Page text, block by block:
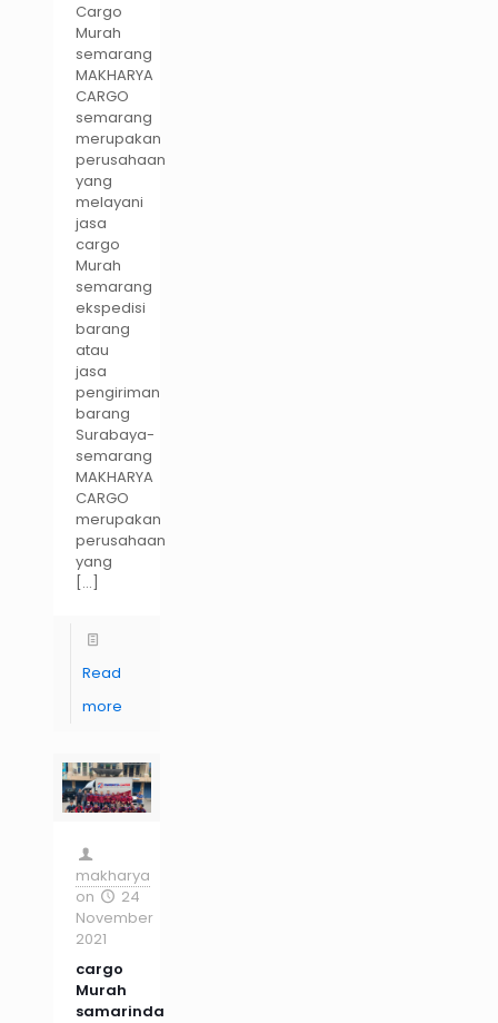
Cargo
Murah
semarang
MAKHARYA
CARGO
semarang
merupakan
perusahaan
yang
melayani
jasa
cargo
Murah
semarang
ekspedisi
barang
atau
jasa
pengiriman
barang
Surabaya-
semarang
MAKHARYA
CARGO
merupakan
perusahaan
yang
[…]
Read
more
makharya
on
24
November
2021
cargo
Murah
samarinda